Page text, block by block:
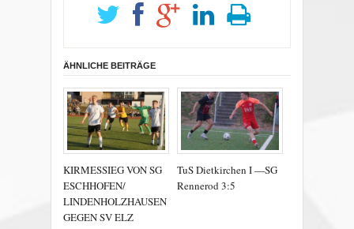
ÄHNLICHE BEITRÄGE
KIRMESSIEG VON SG
ESCHHOFEN/
LINDENHOLZHAUSEN
GEGEN SV ELZ
TuS Dietkirchen I —SG
Rennerod 3:5